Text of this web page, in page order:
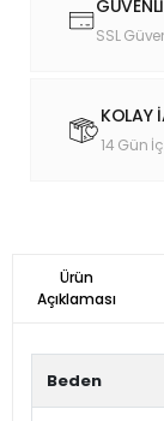
SSL
KOLAY
14 Gün
Ürün
Açıklaması
Beden